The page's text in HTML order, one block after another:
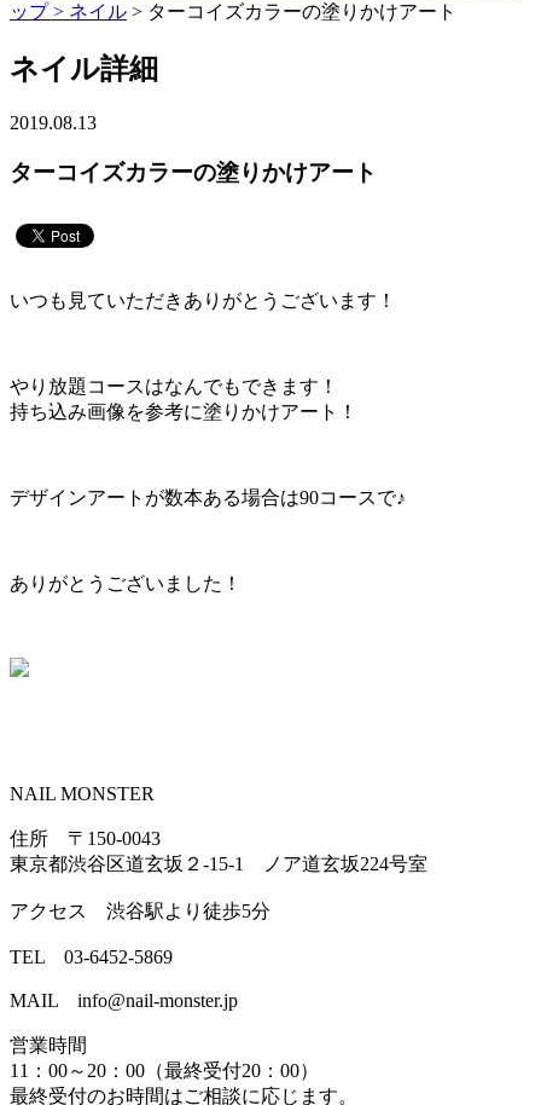
ップ > ネイル > ターコイズカラーの塗りかけアート
ネイル詳細
2019.08.13
ターコイズカラーの塗りかけアート
いつも見ていただきありがとうございます！
やり放題コースはなんでもできます！
持ち込み画像を参考に塗りかけアート！
デザインアートが数本ある場合は90コースで♪
ありがとうございました！
NAIL MONSTER
住所 〒150-0043
東京都渋谷区道玄坂２-15-1 ノア道玄坂224号室
アクセス 渋谷駅より徒歩5分
TEL 03-6452-5869
MAIL info@nail-monster.jp
営業時間
11：00～20：00（最終受付20：00）
最終受付のお時間はご相談に応じます。